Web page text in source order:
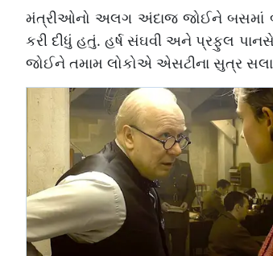
મંત્રીઓનો અલગ અંદાજ જોઈને બસમાં
કરી દીધું હતું. હર્ષ સંઘવી અને પ્રફુલ
જોઈને તમામ લોકોએ એસટીના સુત્ર